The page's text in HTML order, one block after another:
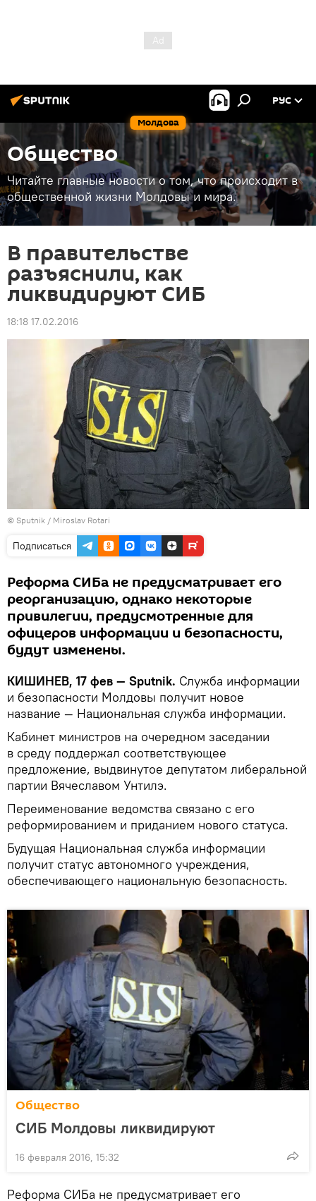
Молдова
РУС
Общество
Читайте главные новости о том, что происходит в
общественной жизни Молдовы и мира.
В правительстве
разъяснили, как
ликвидируют СИБ
18:18 17.02.2016
© Sputnik / Miroslav Rotari
Подписаться
Реформа СИБа не предусматривает его
реорганизацию, однако некоторые
привилегии, предусмотренные для
офицеров информации и безопасности,
будут изменены.
КИШИНЕВ, 17 фев — Sputnik. Служба информации
и безопасности Молдовы получит новое
название — Национальная служба информации.
Кабинет министров на очередном заседании
в среду поддержал соответствующее
предложение, выдвинутое депутатом либеральной
партии Вячеславом Унтилэ.
Переименование ведомства связано с его
реформированием и приданием нового статуса.
Будущая Национальная служба информации
получит статус автономного учреждения,
обеспечивающего национальную безопасность.
Общество
СИБ Молдовы ликвидируют
16 февраля 2016, 15:32
Реформа СИБа не предусматривает его